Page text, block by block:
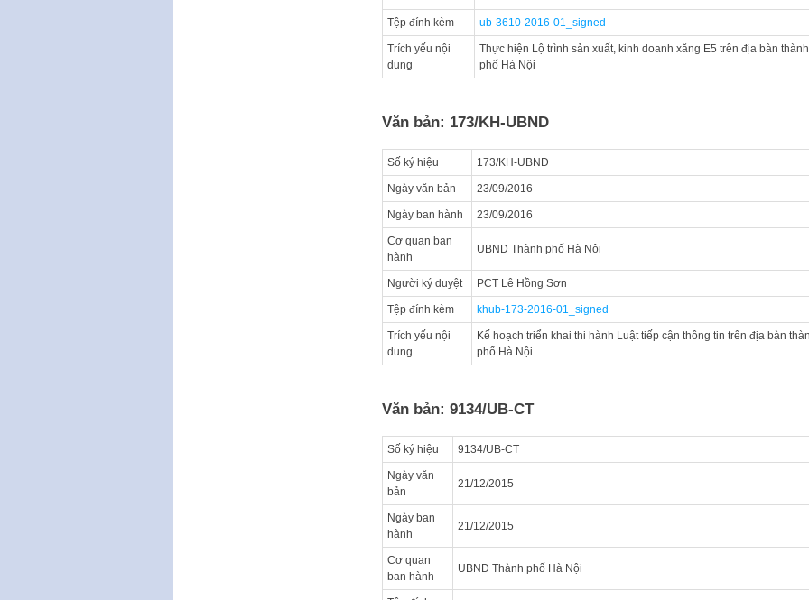
Tệp đính kèm ub-3610-2016-01_signed
Trích yếu nội
dung
Thực hiện Lộ trình sản xuất, kinh doanh xăng E5 trên địa bàn thành
phố Hà Nội
Văn bản: 173/KH-UBND
Số ký hiệu 173/KH-UBND
Ngày văn bản 23/09/2016
Ngày ban hành 23/09/2016
Cơ quan ban
hành
UBND Thành phố Hà Nội
Người ký duyệt PCT Lê Hồng Sơn
Tệp đính kèm khub-173-2016-01_signed
Trích yếu nội
dung
Kế hoạch triển khai thi hành Luật tiếp cận thông tin trên địa bàn
phố Hà Nội
Văn bản: 9134/UB-CT
Số ký hiệu 9134/UB-CT
Ngày văn
bản
21/12/2015
Ngày ban
hành
21/12/2015
Cơ quan
ban hành
UBND Thành phố Hà Nội